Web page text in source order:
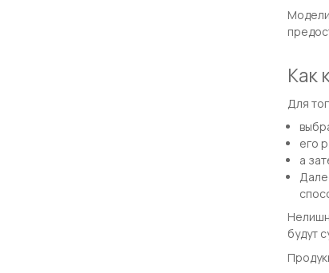
Как
Для
его
а
будут